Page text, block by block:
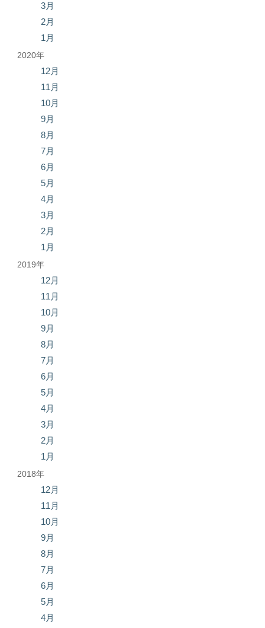
3月
2月
1月
2020年
12月
11月
10月
9月
8月
7月
6月
5月
4月
3月
2月
1月
2019年
12月
11月
10月
9月
8月
7月
6月
5月
4月
3月
2月
1月
2018年
12月
11月
10月
9月
8月
7月
6月
5月
4月